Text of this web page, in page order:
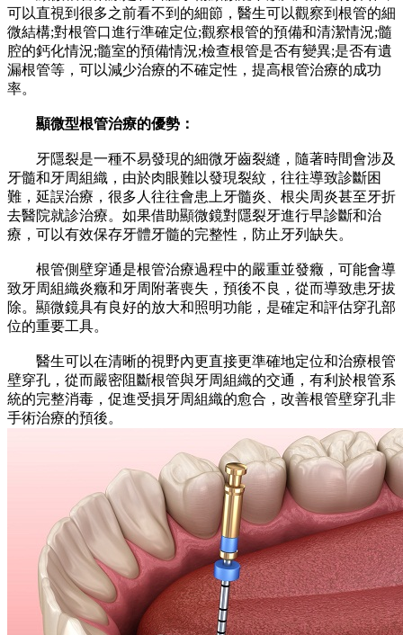
可以直視到很多之前看不到的細節，醫生可以觀察到根管的細
微結構;對根管口進行準確定位;觀察根管的預備和清潔情況;髓
腔的鈣化情況;髓室的預備情況;檢查根管是否有變異;是否有遺
漏根管等，可以減少治療的不確定性，提高根管治療的成功
率。
顯微型根管治療的優勢：
牙隱裂是一種不易發現的細微牙齒裂縫，隨著時間會涉及
牙髓和牙周組織，由於肉眼難以發現裂紋，往往導致診斷困
難，延誤治療，很多人往往會患上牙髓炎、根尖周炎甚至牙折
去醫院就診治療。如果借助顯微鏡對隱裂牙進行早診斷和治
療，可以有效保存牙體牙髓的完整性，防止牙列缺失。
根管側壁穿通是根管治療過程中的嚴重並發癥，可能會導
致牙周組織炎癥和牙周附著喪失，預後不良，從而導致患牙拔
除。顯微鏡具有良好的放大和照明功能，是確定和評估穿孔部
位的重要工具。
醫生可以在清晰的視野內更直接更準確地定位和治療根管
壁穿孔，從而嚴密阻斷根管與牙周組織的交通，有利於根管系
統的完整消毒，促進受損牙周組織的愈合，改善根管壁穿孔非
手術治療的預後。